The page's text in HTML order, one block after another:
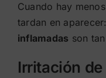
Cuando hay
tardan en aparecer:
inflamadas son
Irritación